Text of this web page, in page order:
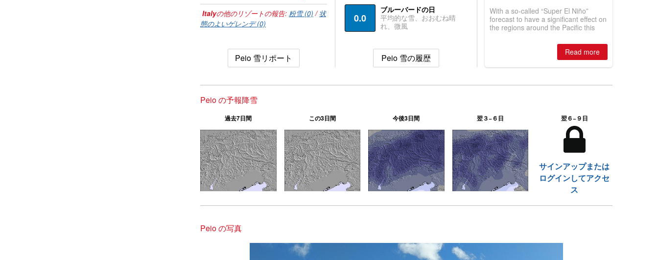
Italyの他のリゾートの報告: 粉雪 (0) /状
態のよいゲレンデ (0)
Peio 雪リポート
0.0
ブルーバードの日
平均的な雪、おおむね晴
れ、微風
Peio 雪の履歴
With a so-called “Super El Niño”
forecast to have a significant effect on
the regions around the Pacific this
is simple: book now or wait, and
where are the best odds?Read more
Peio の予報降雪
過去7日間 この3日間 今後3日間 翌３−６日 翌６−９日
サインアップまたは
ログインしてアクセ
ス
Peio の写真